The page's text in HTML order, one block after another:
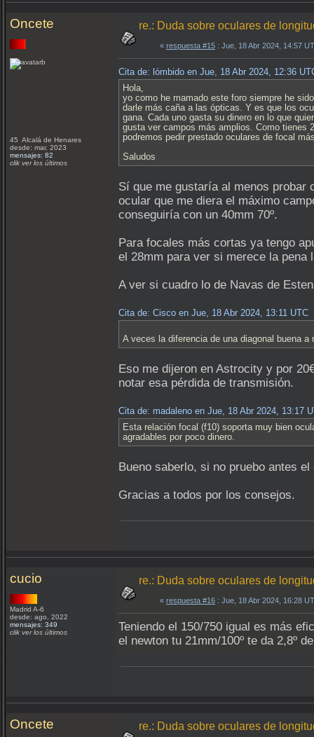
Oncete
45 Alcalá de Henares
desde: mar, 2023
mensajes: 82
clik ver los últimos
re.: Duda sobre oculares de
« respuesta #15 : Jue, 18 Abr 2024, 14:57
Cita de: lómbido en Jue, 18 Abr 2024, 12:36
Hola,
yo como he mamado este foro siempre he
darle más caña a las ópticas. Y es que los
gana. Cada uno gasta su dinero en lo que
gusta ver campos más amplios. Como tienes
podremos pedir prestado oculares de focal
Saludos
Sí que me gustaría al menos probar
ocular que me diera el máximo
conseguiría con un 40mm 70º.
Para focales más cortas ya tengo
el 28mm para ver si merece la pena
A ver si cuadro lo de Navas de
Cita de: Cisco en Jue, 18 Abr 2024, 13:11 UTC
A veces la diferencia de una diagonal buena
Eso me dijeron en Astrocity y por
notar esa pérdida de transmisión.
Cita de: madaleno en Jue, 18 Abr 2024, 13:17
Esta relación focal (f10) soporta muy bien
agradables por poco dinero.
Bueno saberlo, si no pruebo antes
Gracias a todos por los consejos.
cucio
Madrid A-6
desde: ago, 2022
mensajes: 349
clik ver los últimos
re.: Duda sobre oculares de
« respuesta #16 : Jue, 18 Abr 2024, 16:28
Teniendo el 150/750 igual es más
el newton tu 21mm/100º te da 2,8º
Oncete re.: Duda sobre oculares de